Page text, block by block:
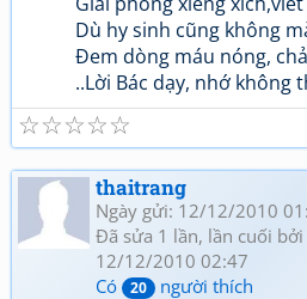
Dù hy sinh cũng không
Đem dòng máu nóng,
..Lời Bác dạy, nhớ không
☆
☆
☆
☆
☆
thaitrang
Ngày gửi: 12/12/2010
Đã sửa 1 lần, lần cuối bởi
12/12/2010 02:47
Có
20 người thích